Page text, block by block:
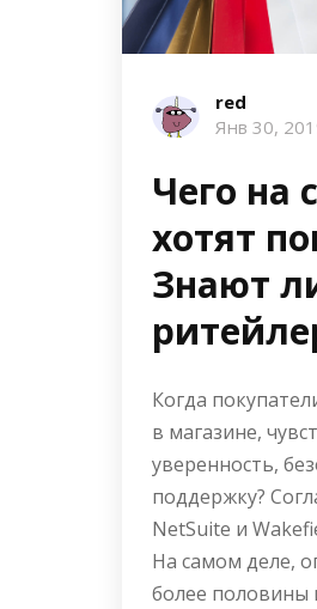
red
Янв 30,
Чего на
хотят
Знают
Когда
в магазине,
уверенность,
поддержку?
NetSuite и
На самом деле,
более половины